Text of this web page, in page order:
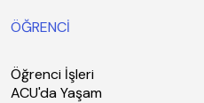
ÖĞRENCİ
Öğrenci İşleri
ACU'da Yaşam